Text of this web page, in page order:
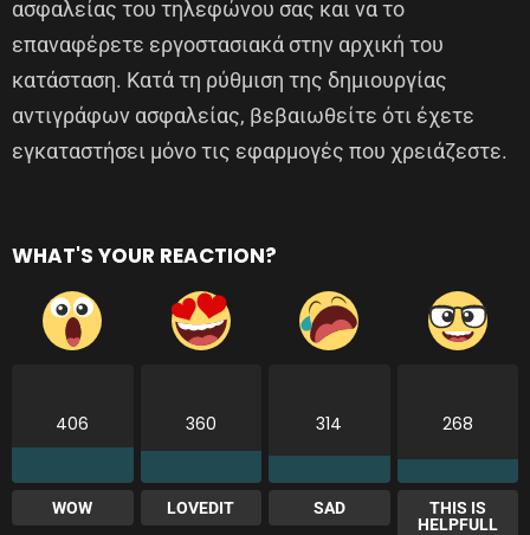
ασφαλείας του τηλεφώνου σας και να το
επαναφέρετε εργοστασιακά στην αρχική του
κατάσταση. Κατά τη ρύθμιση της δημιουργίας
αντιγράφων ασφαλείας, βεβαιωθείτε ότι έχετε
εγκαταστήσει μόνο τις εφαρμογές που χρειάζεστε.
WHAT'S YOUR REACTION?
406
WOW
360
LOVEDIT
314
SAD
268
THIS IS
HELPFULL